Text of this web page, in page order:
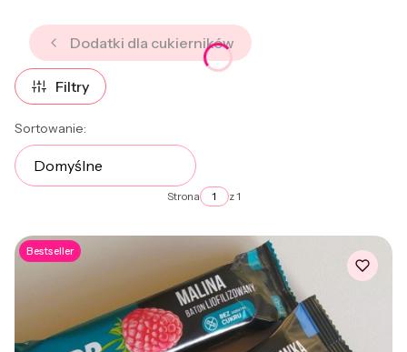
Dodatki dla cukierników
Filtry
Lista produktów
Sortowanie:
Domyślne
Strona z 1
Bestseller